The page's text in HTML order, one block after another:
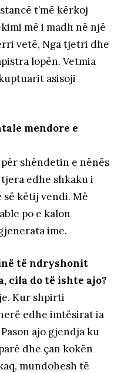
t’më kërkoj
më i madh në një
vetë, Nga tjetri dhe
lopën. Vetmia
asisoji
mendore e
shëndetin e nënës
tjera edhe shkaku i
së këtij vendi. Më
po e kalon
ime.
të ndryshonit
cila do të ishte ajo?
Kur shpirti
edhe imtësirat ia
ajo gjendja ku
dhe çan kokën
mundohesh të